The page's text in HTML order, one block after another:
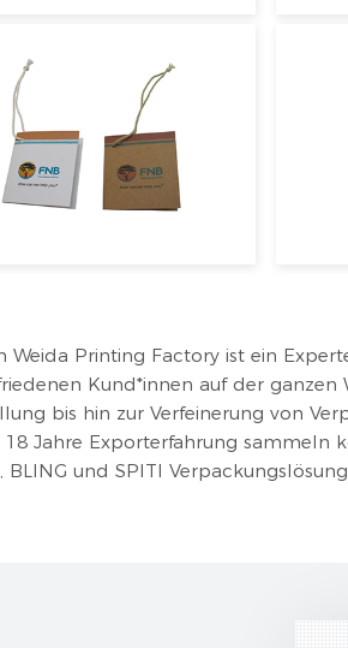
Weida Printing Factory ist ein
Kund*innen auf der ganzen
bis hin zur Verfeinerung von
18 Jahre Exporterfahrung sammeln
BLING und SPITI